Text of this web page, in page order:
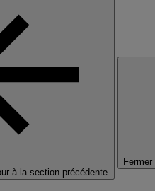
à la section précédente